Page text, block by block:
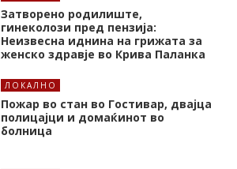
Затворено родилиште,
гинеколози пред пензија:
Неизвесна иднина на грижата за
женско здравје во Крива Паланка
ЛОКАЛНО
Пожар во стан во Гостивар, двајца
полицајци и домаќинот во
болница